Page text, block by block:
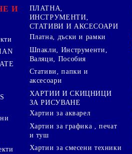
И
ПЛАТНА,
ИНСТРУМЕНТИ,
СТАТИВИ И АКСЕСОАРИ
Платна, дъски и рамки
Шпакли, Инструменти,
Валяци, Пособия
Стативи, папки и
аксесоари
ХАРТИИ И СКИЦНИЦИ
ЗА РИСУВАНЕ
Хартии за акварел
Хартии за графика , печат
и туш
Хартии за смесени техники